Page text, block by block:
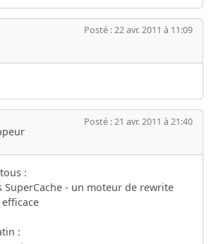
Posté : 22 avr. 2011 à 11:09
Posté : 21 avr. 2011 à 21:40
:
SuperCache - un moteur de rewrite
: